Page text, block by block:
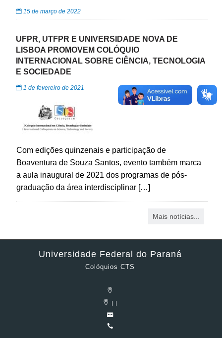
15 de março de 2022
UFPR, UTFPR E UNIVERSIDADE NOVA DE
LISBOA PROMOVEM COLÓQUIO
INTERNACIONAL SOBRE CIÊNCIA, TECNOLOGIA
E SOCIEDADE
1 de fevereiro de 2021
Com edições quinzenais e participação de
Boaventura de Souza Santos, evento também marca
a aula inaugural de 2021 dos programas de pós-
graduação da área interdisciplinar […]
Mais notícias...
Universidade Federal do Paraná
Colóquios CTS